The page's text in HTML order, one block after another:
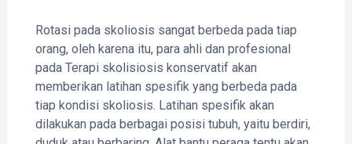
Rotasi pada skoliosis sangat berbeda pada tiap
orang, oleh karena itu, para ahli dan profesional
pada Terapi skolisiosis konservatif akan
memberikan latihan spesifik yang berbeda pada
tiap kondisi skoliosis. Latihan spesifik akan
dilakukan pada berbagai posisi tubuh, yaitu berdiri,